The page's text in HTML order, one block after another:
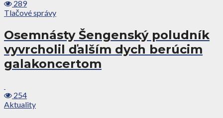
289
Tlačové správy
Osemnásty Šengenský poludník
vyvrcholil ďalším dych berúcim
galakoncertom
254
Aktuality